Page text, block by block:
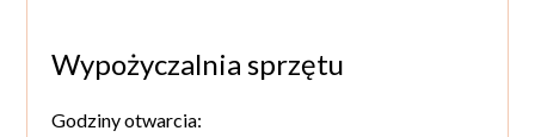
Wypożyczalnia sprzętu
Godziny otwarcia: